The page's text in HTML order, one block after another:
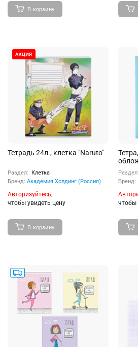
В корзину
Тетрадь 24л., клетка "Naruto"
Раздел:
Клетка
Бренд: Академия Холдинг (Россия)
Авторизуйтесь,
чтобы увидеть цену
В корзину
обложка внутр
1
60г/м2
Раздел:
Бренд:
чтобы